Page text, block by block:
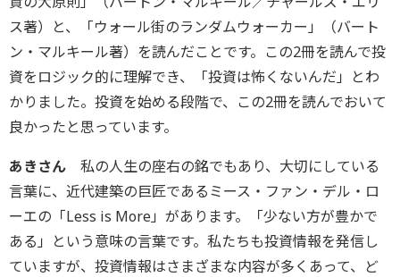
ス著）と、「ウォール街のランダムウォーカー」（バート
ン・マルキール著）を読んだことです。この2冊を読んで投
資をロジック的に理解でき、「投資は怖くないんだ」とわ
かりました。投資を始める段階で、この2冊を読んでおいて
良かったと思っています。
あきさん 私の人生の座右の銘でもあり、大切にしている
言葉に、近代建築の巨匠であるミース・ファン・デル・ロ
ーエの「Less is More」があります。「少ない方が豊かで
ある」という意味の言葉です。私たちも投資情報を発信し
ていますが、投資情報はさまざまな内容が多くあって、ど